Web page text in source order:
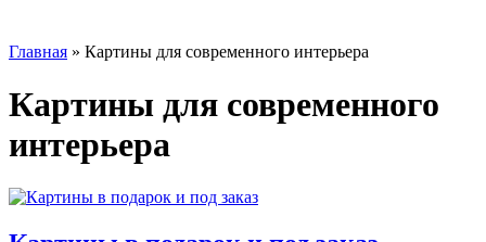
Главная » Картины для современного интерьера
Картины для современного
интерьера